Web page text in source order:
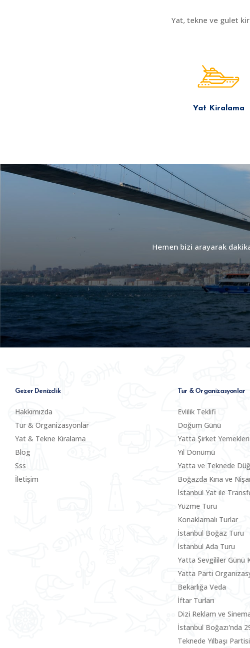
Yat, tekne ve gulet
Yat Kiralama
Hemen bizi arayarak
Gezer Denizclik
Hakkımızda
Tur & Organizasyonlar
Yat & Tekne Kiralama
Blog
Sss
İletişim
Tur & Organizasyonlar
Evlilik Teklifi
Doğum Günü
Yatta Şirket Yemekleri
Yıl Dönümü
Yatta ve Teknede
Boğazda Kına ve
İstanbul Yat ile
Yüzme Turu
Konaklamalı Turlar
İstanbul Boğaz Turu
İstanbul Ada Turu
Yatta Sevgililer Günü
Yatta Parti
Bekarlığa Veda
İftar Turları
Dizi Reklam ve
İstanbul Boğazı'nda
Teknede Yılbaşı Partisi